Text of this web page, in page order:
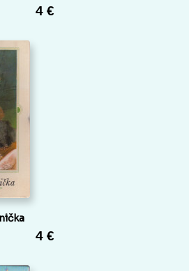
4 €
4 €